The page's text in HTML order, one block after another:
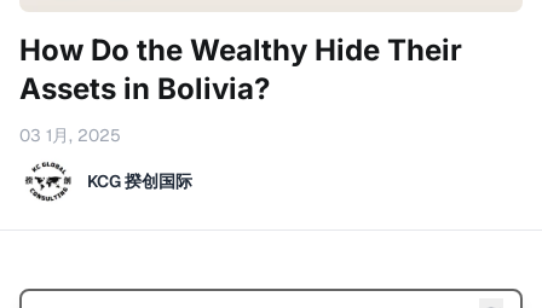
How Do the Wealthy Hide Their
Assets in Bolivia?
03 1月, 2025
KCG 揆创国际